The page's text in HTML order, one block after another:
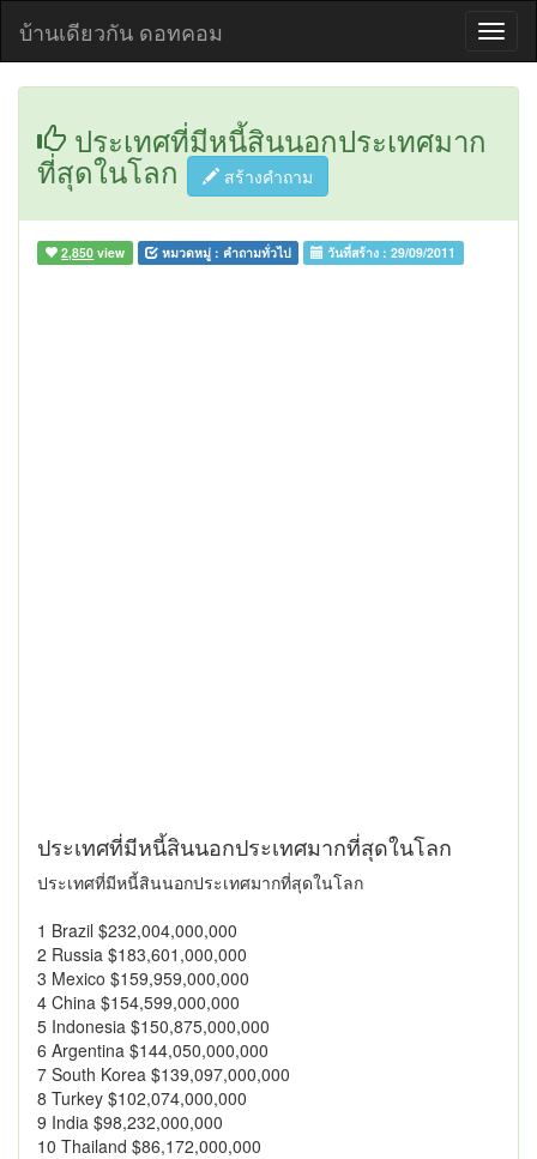
บ้านเดียวกัน ดอทคอม
ประเทศที่มีหนี้สินนอกประเทศมาก
ที่สุดในโลก สร้างคำถาม
2,850 view หมวดหมู่ : คำถามทั่วไป วันที่สร้าง :29/09/2011
ประเทศที่มีหนี้สินนอกประเทศมากที่สุดในโลก
ประเทศที่มีหนี้สินนอกประเทศมากที่สุดในโลก
1 Brazil $232,004,000,000
2 Russia $183,601,000,000
3 Mexico $159,959,000,000
4 China $154,599,000,000
5 Indonesia $150,875,000,000
6 Argentina $144,050,000,000
7 South Korea $139,097,000,000
8 Turkey $102,074,000,000
9 India $98,232,000,000
10 Thailand $86,172,000,000